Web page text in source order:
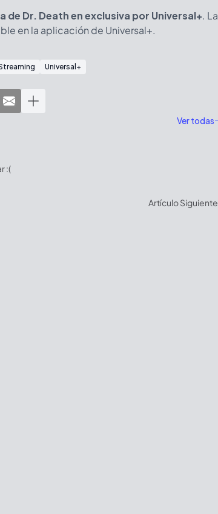
Dr. Death en exclusiva por Universal+. La
en la aplicación de Universal+.
Universal+
Ver todas
:(
Artículo Siguiente